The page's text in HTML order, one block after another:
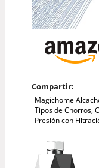
Compartir:
Magichome
Tipos de Chorros,
Presión con